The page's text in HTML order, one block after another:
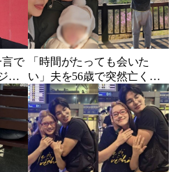
言で
カ
、
「時間がたっても会いた
い」夫を56歳で突然亡くし
た妻…笑顔が父親に似てき
た娘と歩む“その後”